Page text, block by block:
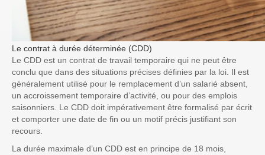
Le contrat à durée déterminée (CDD)
Le CDD est un contrat de travail temporaire qui ne peut être
conclu que dans des situations précises définies par la loi. Il est
généralement utilisé pour le remplacement d’un salarié absent,
un accroissement temporaire d’activité, ou pour des emplois
saisonniers. Le CDD doit impérativement être formalisé par écrit
et comporter une date de fin ou un motif précis justifiant son
recours.
La durée maximale d’un CDD est en principe de 18 mois,